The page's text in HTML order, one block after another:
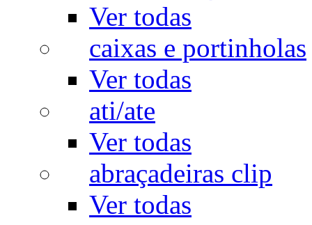
Ver todas
caixas e portinholas
Ver todas
ati/ate
Ver todas
abraçadeiras clip
Ver todas